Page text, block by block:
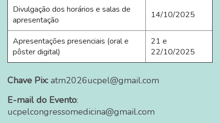
Divulgação dos horários e salas de
apresentação
14/10/2025
Apresentações presenciais (oral e
pôster digital)
21 e
22/10/2025
Chave Pix: atm2026ucpel@gmail.com
E-mail do Evento:
ucpelcongressomedicina@gmail.com